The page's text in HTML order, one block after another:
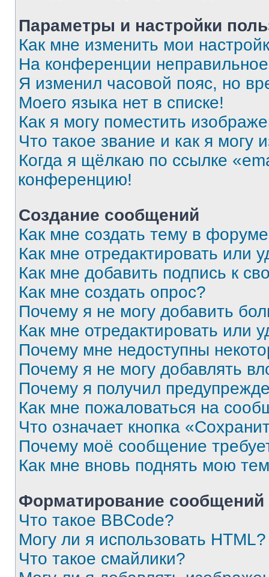
Параметры и настройки
Как мне изменить мои
На конференции
Я изменил часовой пояс, но
Моего языка нет в списке!
Как я могу поместить
Что такое звание и как я могу
Когда я щёлкаю по ссылке
конференцию!
Создание сообщений
Как мне создать тему в
Как мне отредактировать или
Как мне добавить подпись к
Как мне создать опрос?
Почему я не могу добавить
Как мне отредактировать или
Почему мне недоступны
Почему я не могу добавлять
Почему я получил
Как мне пожаловаться на
Что означает кнопка
Почему моё сообщение
Как мне вновь поднять мою
Форматирование
Что такое BBCode?
Могу ли я использовать HTML?
Что такое смайлики?